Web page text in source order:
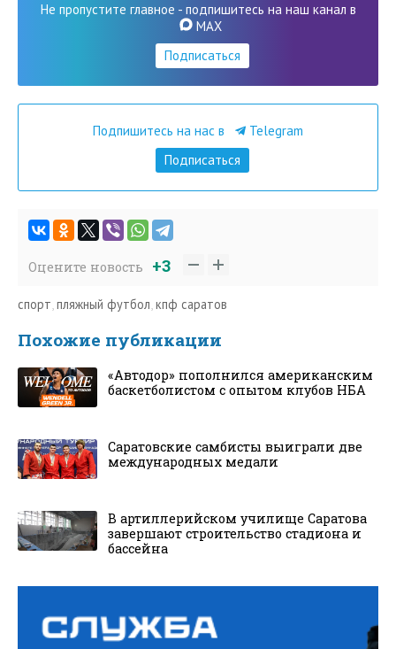
Не пропустите главное - подпишитесь на наш канал в
MAX
Подписаться
Подпишитесь на нас в
Telegram
Подписаться
Оцените новость +3
спорт пляжный футбол кпф саратов
Похожие публикации
«Автодор» пополнился американским
баскетболистом с опытом клубов НБА
Саратовские самбисты выиграли две
международных медали
В артиллерийском училище Саратова
завершают строительство стадиона и
бассейна